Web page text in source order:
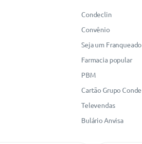
Condeclin
Convênio
Seja um Franqueado
Farmacia popular
PBM
Cartão Grupo Conde
Televendas
Bulário Anvisa